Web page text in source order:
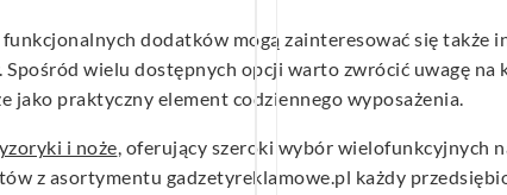
dodatków mogą zainteresować się także
wielu dostępnych opcji warto zwrócić uwagę na
jako praktyczny element codziennego wyposażenia.
i noże, oferujący szeroki wybór wielofunkcyjnych
z asortymentu gadzetyreklamowe.pl każdy